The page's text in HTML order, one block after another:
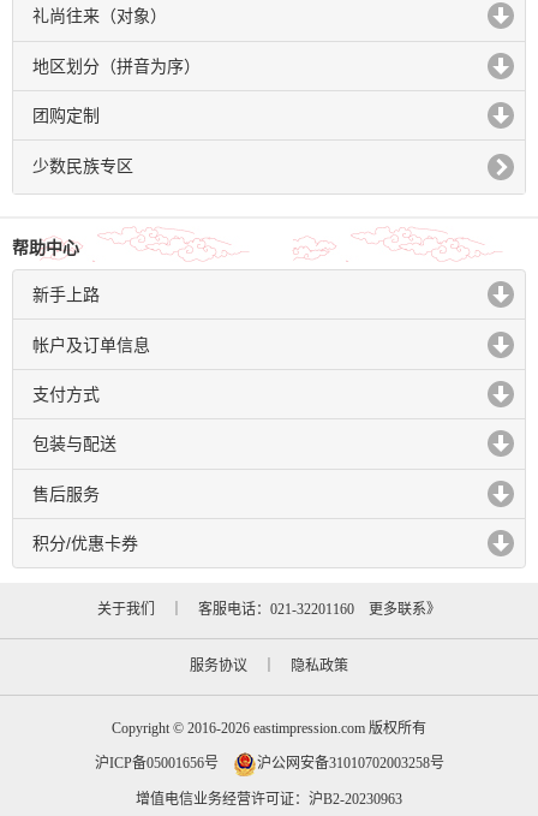
礼尚往来（对象）
click to expand contents
地区划分（拼音为序）
click to expand contents
团购定制
click to expand contents
少数民族专区
帮助中心
新手上路
click to expand contents
帐户及订单信息
click to expand contents
支付方式
click to expand contents
包装与配送
click to expand contents
售后服务
click to expand contents
积分/优惠卡券
click to expand contents
关于我们 ｜ 客服电话：021-32201160 更多联系》
服务协议 隐私政策
Copyright © 2016-2026 eastimpression.com 版权所有
沪ICP备05001656号 沪公网安备31010702003258号
增值电信业务经营许可证：沪B2-20230963